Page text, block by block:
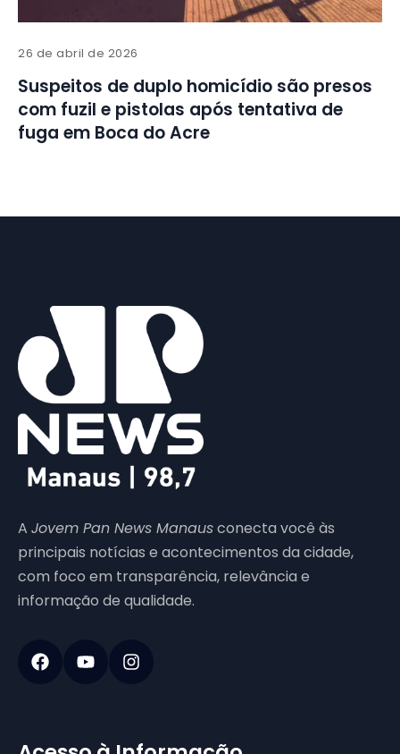
26 de abril de 2026
Suspeitos de duplo homicídio são presos
com fuzil e pistolas após tentativa de
fuga em Boca do Acre
A Jovem Pan News Manausconecta você às
principais notícias e acontecimentos da cidade,
com foco em transparência, relevância e
informação de qualidade.